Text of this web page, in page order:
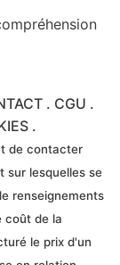
. CGU .
.
de contacter
sur lesquelles se
renseignements
coût de la
le prix d'un